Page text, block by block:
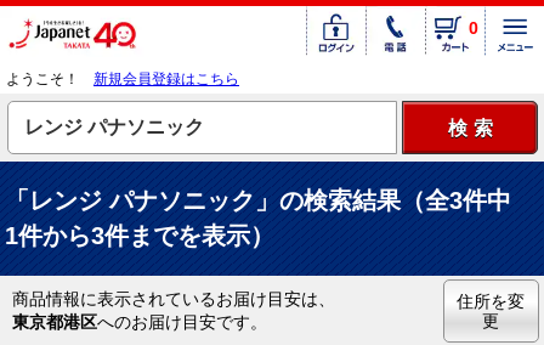
0
ようこそ！ 新規会員登録はこちら
「レンジ パナソニック」の検索結果（全3件中
1件から3件までを表示）
商品情報に表示されているお届け目安は、
東京都港区へのお届け目安です。
住所を変
更